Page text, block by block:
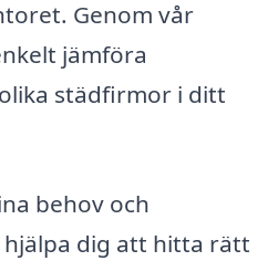
Genom vår
jämföra
städfirmor i ditt
behov och
dig att hitta rätt